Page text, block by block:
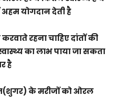
योगदान देती है
रहना चाहिए दांतों की
का लाभ पाया जा सकता
है
के मरीजों को ओरल